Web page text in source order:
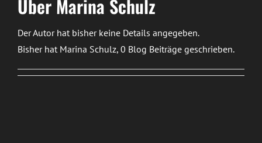
Über Marina Schulz
Der Autor hat bisher keine Details angegeben.
Bisher hat Marina Schulz, 0 Blog Beiträge geschrieben.